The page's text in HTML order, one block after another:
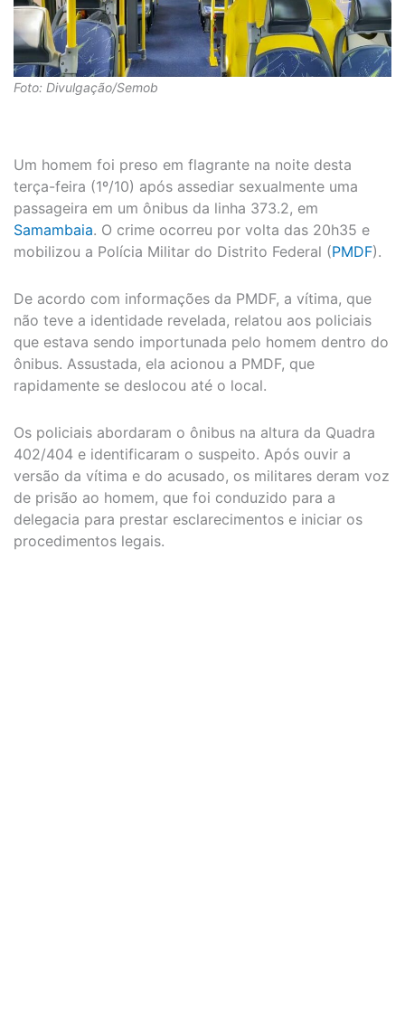
Foto: Divulgação/Semob
Um homem foi preso em flagrante na noite desta
terça-feira (1º/10) após assediar sexualmente uma
passageira em um ônibus da linha 373.2, em
Samambaia. O crime ocorreu por volta das 20h35 e
mobilizou a Polícia Militar do Distrito Federal (PMDF).
De acordo com informações da PMDF, a vítima, que
não teve a identidade revelada, relatou aos policiais
que estava sendo importunada pelo homem dentro do
ônibus. Assustada, ela acionou a PMDF, que
rapidamente se deslocou até o local.
Os policiais abordaram o ônibus na altura da Quadra
402/404 e identificaram o suspeito. Após ouvir a
versão da vítima e do acusado, os militares deram voz
de prisão ao homem, que foi conduzido para a
delegacia para prestar esclarecimentos e iniciar os
procedimentos legais.